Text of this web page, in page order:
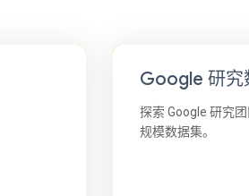
Google 研究
探索 Google 研究
规模数据集。